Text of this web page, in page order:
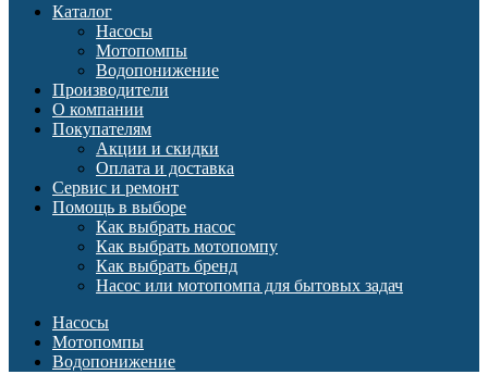
Каталог
Насосы
Мотопомпы
Водопонижение
Производители
О компании
Покупателям
Акции и скидки
Оплата и доставка
Сервис и ремонт
Помощь в выборе
Как выбрать насос
Как выбрать мотопомпу
Как выбрать бренд
Насос или мотопомпа для бытовых задач
Насосы
Мотопомпы
Водопонижение